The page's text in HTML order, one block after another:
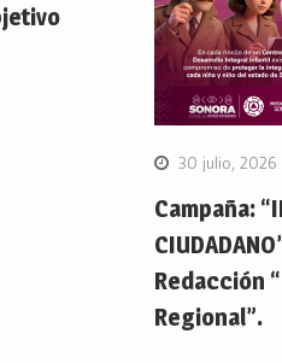
30 julio, 2026
Campaña:
Redacción
Regional”.